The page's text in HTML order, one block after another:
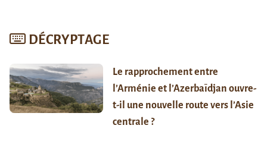
DÉCRYPTAGE
Le rapprochement entre
l’Arménie et l’Azerbaïdjan ouvre-
t-il une nouvelle route vers l’Asie
centrale ?